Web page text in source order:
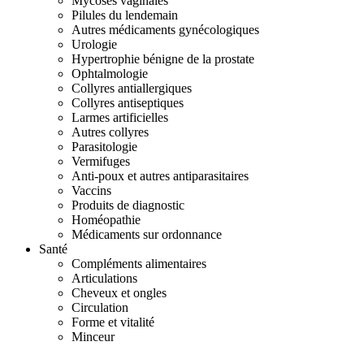
Pilules du lendemain
Autres médicaments gynécologiques
Urologie
Hypertrophie bénigne de la prostate
Ophtalmologie
Collyres antiallergiques
Collyres antiseptiques
Larmes artificielles
Autres collyres
Parasitologie
Vermifuges
Anti-poux et autres antiparasitaires
Vaccins
Produits de diagnostic
Homéopathie
Médicaments sur ordonnance
Santé
Compléments alimentaires
Articulations
Cheveux et ongles
Circulation
Forme et vitalité
Minceur